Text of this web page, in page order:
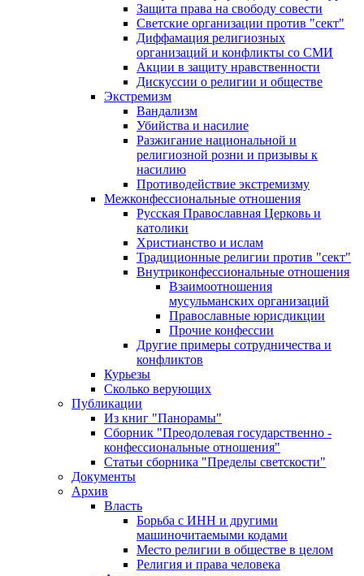
Защита права на свободу совести
Светские организации против "сект"
Диффамация религиозных
организаций и конфликты со СМИ
Акции в защиту нравственности
Дискуссии о религии и обществе
Экстремизм
Вандализм
Убийства и насилие
Разжигание национальной и
религиозной розни и призывы к
насилию
Противодействие экстремизму
Межконфессиональные отношения
Русская Православная Церковь и
католики
Христианство и ислам
Традиционные религии против "сект"
Внутриконфессиональные отношения
Взаимоотношения
мусульманских организаций
Православные юрисдикции
Прочие конфессии
Другие примеры сотрудничества и
конфликтов
Курьезы
Сколько верующих
Публикации
Из книг "Панорамы"
Сборник "Преодолевая государственно -
конфессиональные отношения"
Статьи сборника "Пределы светскости"
Документы
Архив
Власть
Борьба с ИНН и другими
машиночитаемыми кодами
Место религии в обществе в целом
Религия и права человека